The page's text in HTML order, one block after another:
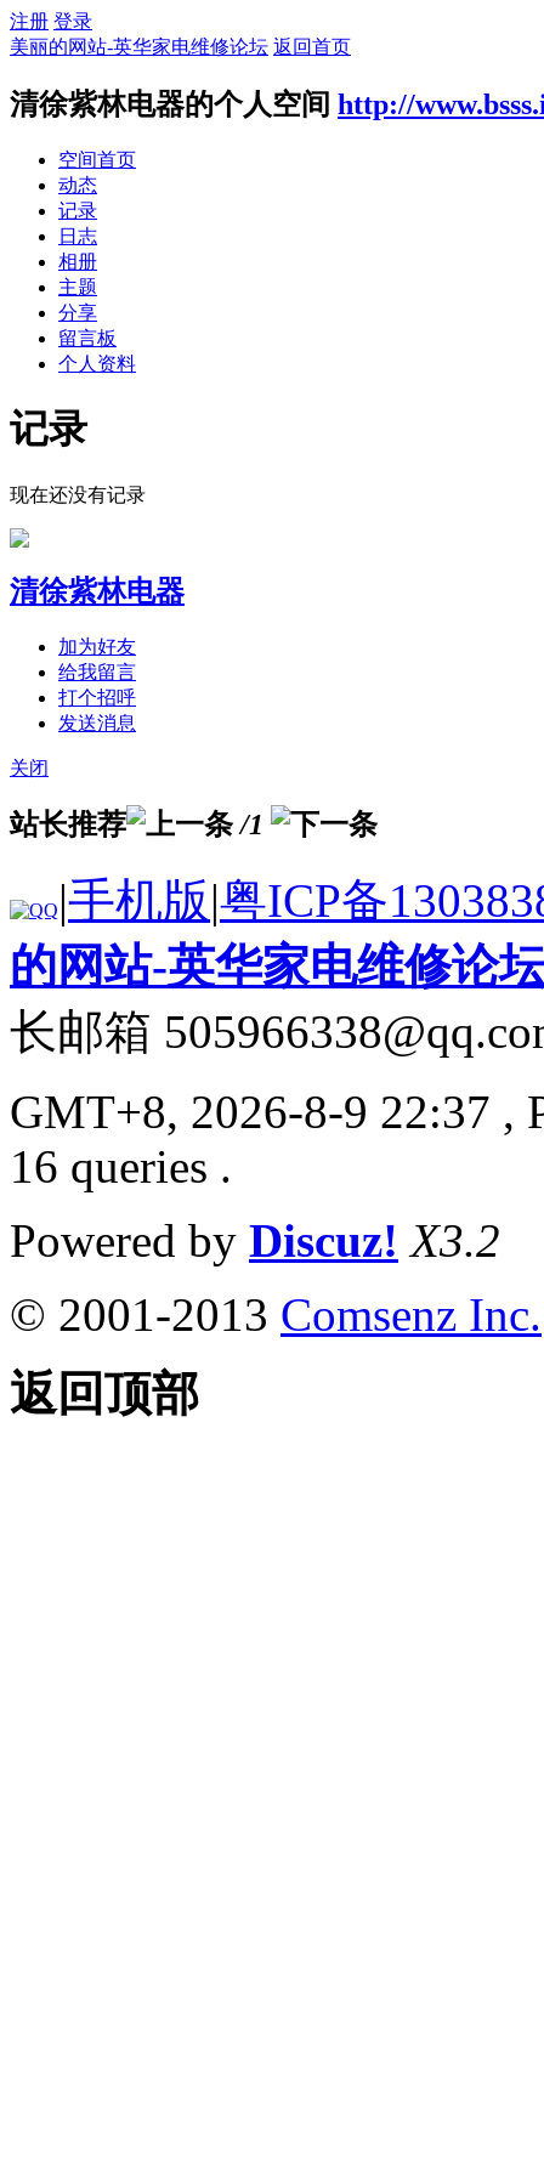
注册 登录
美丽的网站-英华家电维修论坛 返回首页
清徐紫林电器的个人空间 http://
空间首页
动态
记录
日志
相册
主题
分享
留言板
个人资料
记录
现在还没有记录
清徐紫林电器
加为好友
给我留言
打个招呼
发送消息
关闭
站长推荐 /1
|手机版|粤ICP备
的网站-英华家电维修论
长邮箱
GMT+8, 2026-8-9 22:37 ,
16 queries .
Powered by Discuz! X3.2
© 2001-2013 Comsenz Inc.
返回顶部